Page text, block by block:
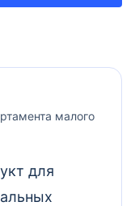
малого
для